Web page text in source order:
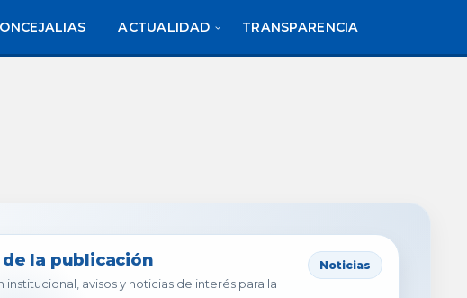
ACTUALIDAD TRANSPARENCIA
la publicación
institucional, avisos y noticias de interés para la
Noticias